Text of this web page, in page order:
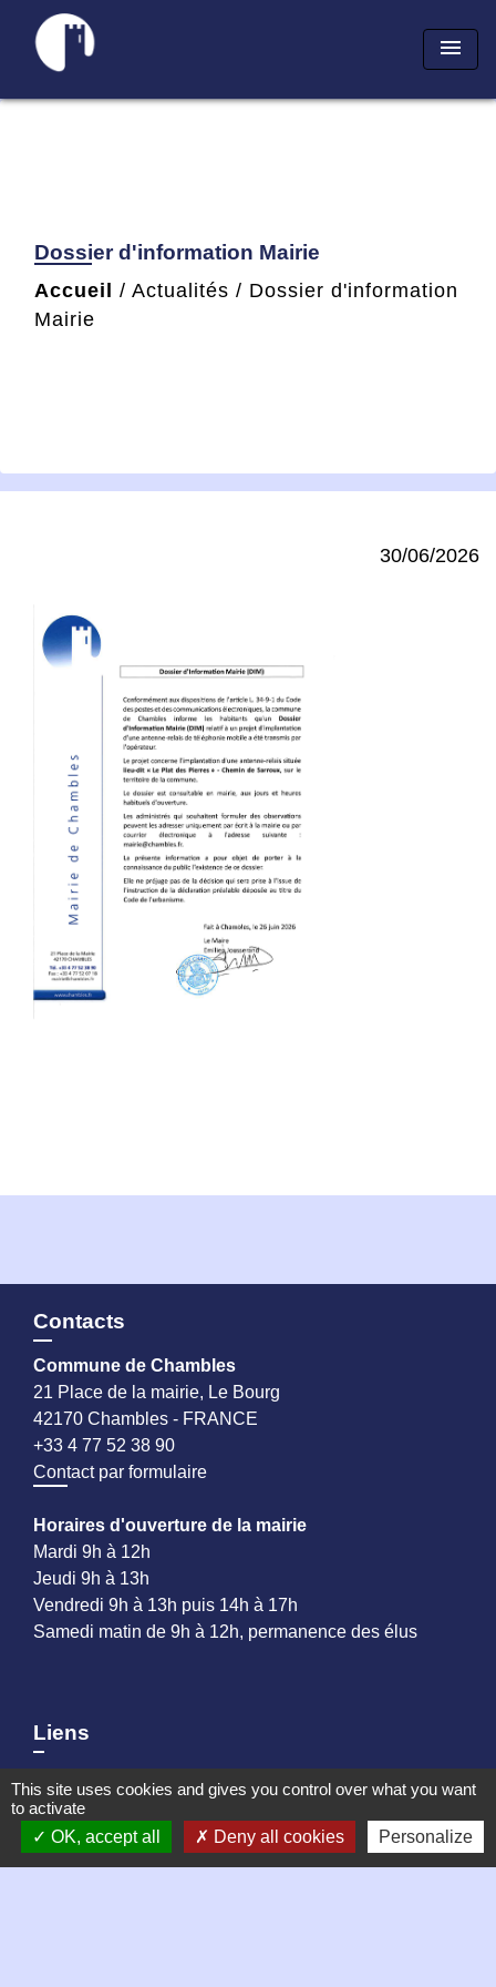
menu
Dossier d'information Mairie
Accueil / Actualités / Dossier d'information
Mairie
30/06/2026
Contacts
Commune de Chambles
21 Place de la mairie, Le Bourg
42170 Chambles - FRANCE
+33 4 77 52 38 90
Contact par formulaire
Horaires d'ouverture de la mairie
Mardi 9h à 12h
Jeudi 9h à 13h
Vendredi 9h à 13h puis 14h à 17h
Samedi matin de 9h à 12h, permanence des élus
Liens
Plan du site
This site uses cookies and gives you control over what you want
to activate
OK, accept all
Deny all cookies Personalize